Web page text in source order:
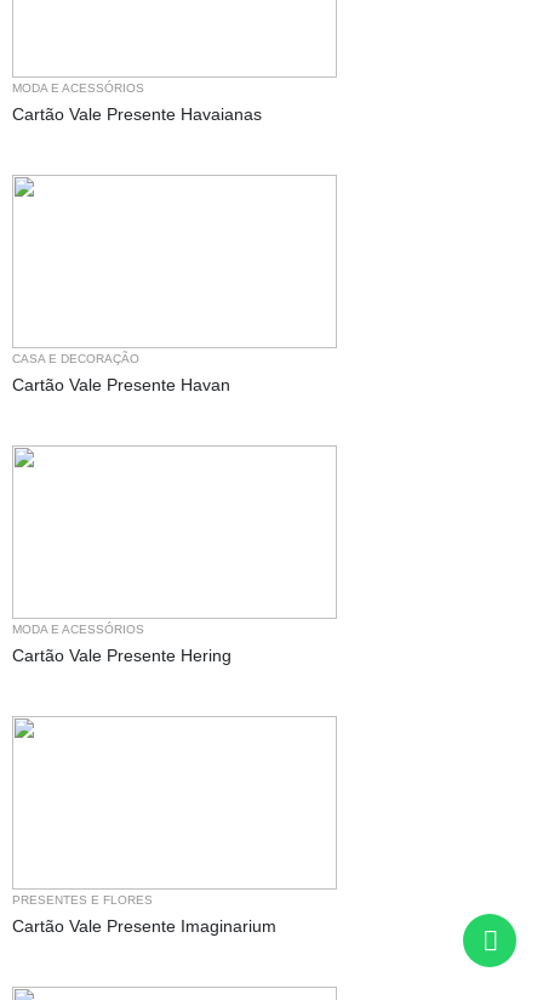
MODA E ACESSÓRIOS
Cartão Vale Presente Havaianas
CASA E DECORAÇÃO
Cartão Vale Presente Havan
MODA E ACESSÓRIOS
Cartão Vale Presente Hering
PRESENTES E FLORES
Cartão Vale Presente Imaginarium